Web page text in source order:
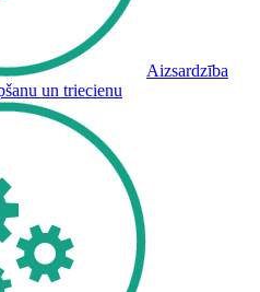
Aizsardzība
un triecienu